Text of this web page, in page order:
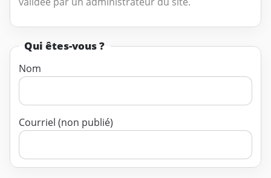
Qui êtes-vous ?
Nom
Courriel (non publié)